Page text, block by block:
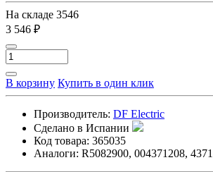
На складе 3546
3 546 ₽
В корзину Купить в один клик
Производитель: DF Electric
Сделано в Испании
Код товара: 365035
Аналоги: R5082900, 004371208,